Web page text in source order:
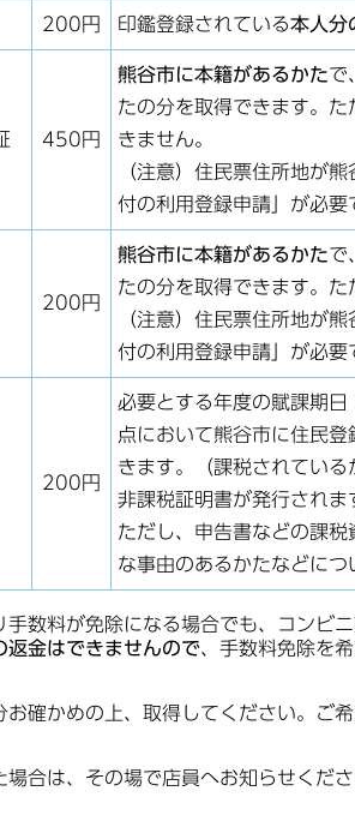
200円 印鑑登録されている本人分
450円
熊谷市に本籍があるかたで
たの分を取得できます。
きません。
（注意）住民票住所地が
付の利用登録申請」が必要
200円
熊谷市に本籍があるかたで
たの分を取得できます。た
（注意）住民票住所地が
付の利用登録申請」が必要
200円
必要とする年度の賦課期
点において熊谷市に住民登
きます。（課税されてい
非課税証明書が発行されま
ただし、申告書などの課税
な事由のあるかたなどにつ
数料が免除になる場合でも、コンビ
返金はできませんので、手数料免除を
確かめの上、取得してください。ご
場合は、その場で店員へお知らせくだ